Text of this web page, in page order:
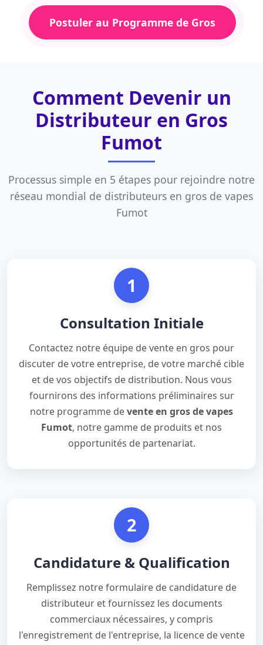
Postuler au Programme de Gros
Comment Devenir un
Distributeur en Gros
Fumot
Processus simple en 5 étapes pour rejoindre notre
réseau mondial de distributeurs en gros de vapes
Fumot
1
Consultation Initiale
Contactez notre équipe de vente en gros pour
discuter de votre entreprise, de votre marché cible
et de vos objectifs de distribution. Nous vous
fournirons des informations préliminaires sur
notre programme devente en gros de vapes
Fumot, notre gamme de produits et nos
opportunités de partenariat.
2
Candidature & Qualification
Remplissez notre formulaire de candidature de
distributeur et fournissez les documents
commerciaux nécessaires, y compris
l'enregistrement de l'entreprise, la licence de vente